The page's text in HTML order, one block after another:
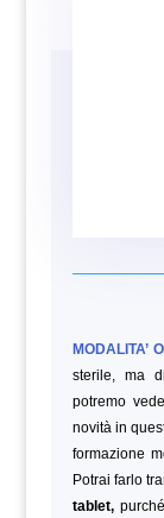
MODALITA’
sterile, ma
potremo
novità in
formazione
Potrai farlo
tablet,